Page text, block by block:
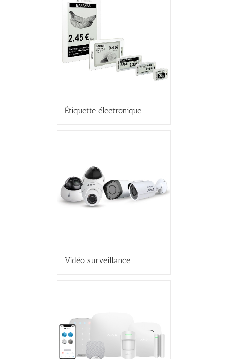
Étiquette électronique
Vidéo surveillance